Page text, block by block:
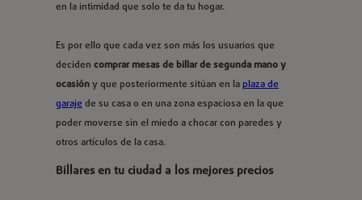
en la intimidad que solo te da tu hogar.
Es por ello que cada vez son más los usuarios que
deciden comprar mesas de billar de segunda mano y
ocasióny que posteriormente sitúan en laplaza de
garajede su casa o en una zona espaciosa en la que
poder moverse sin el miedo a chocar con paredes y
otros artículos de la casa.
Billares en tu ciudad a los mejores precios